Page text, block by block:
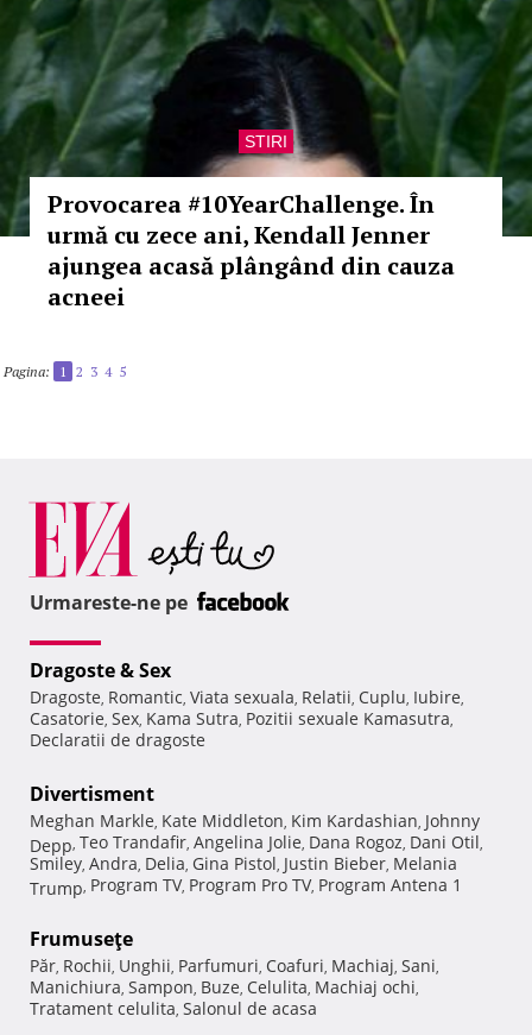
STIRI
Provocarea #10YearChallenge. În
urmă cu zece ani, Kendall Jenner
ajungea acasă plângând din cauza
acneei
Pagina: 1 2 3 4 5
Urmareste-ne pe
Dragoste & Sex
Dragoste, Romantic, Viata sexuala, Relatii, Cuplu, Iubire,
Casatorie, Sex, Kama Sutra, Pozitii sexuale Kamasutra,
Declaratii de dragoste
Divertisment
Meghan Markle, Kate Middleton, Kim Kardashian, Johnny
Depp, Teo Trandafir, Angelina Jolie, Dana Rogoz, Dani Otil,
Smiley, Andra, Delia, Gina Pistol, Justin Bieber, Melania
Trump, Program TV, Program Pro TV, Program Antena 1
Frumuseţe
Păr, Rochii, Unghii, Parfumuri, Coafuri, Machiaj, Sani,
Manichiura, Sampon, Buze, Celulita, Machiaj ochi,
Tratament celulita, Salonul de acasa